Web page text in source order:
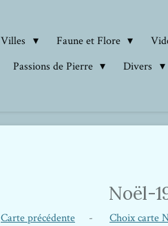
Villes Faune et Flore
Passions de Pierre Divers
Noël-
Carte précédente - Choix carte